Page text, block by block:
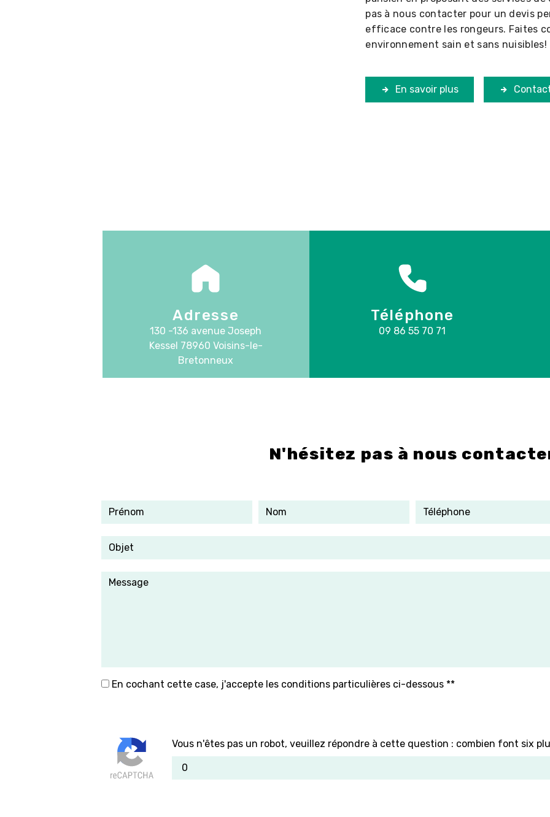
pas à nous contacter pour un devis
efficace contre les rongeurs. Faites
environnement sain et sans nuisibles!
En savoir plus
Adresse
130 -136 avenue Joseph
Kessel 78960 Voisins-le-
Bretonneux
Téléphone
09 86 55 70 71
N'hésitez pas à nous
En cochant cette case, j'accepte les conditions particulières ci-dessous **
Vous n'êtes pas un robot, veuillez répondre à cette question : combien font six